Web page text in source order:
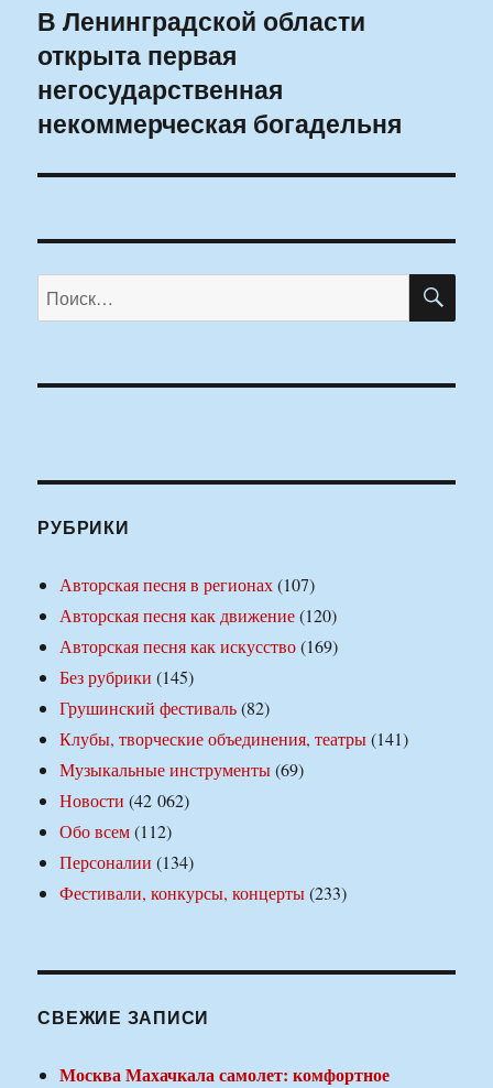
Следующая
запись:
В Ленинградской области
открыта первая
негосударственная
некоммерческая богадельня
Искать:
РУБРИКИ
Авторская песня в регионах(107)
Авторская песня как движение(120)
Авторская песня как искусство(169)
Без рубрики (145)
Грушинский фестиваль(82)
Клубы, творческие объединения, театры(141)
Музыкальные инструменты(69)
Новости (42 062)
Обо всем(112)
Персоналии (134)
Фестивали, конкурсы, концерты(233)
СВЕЖИЕ ЗАПИСИ
Москва Махачкала самолет: комфортное